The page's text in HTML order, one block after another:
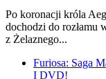
Po koronacji króla
dochodzi do rozłamu
z Żelaznego...
Furiosa: Saga
I DVD!